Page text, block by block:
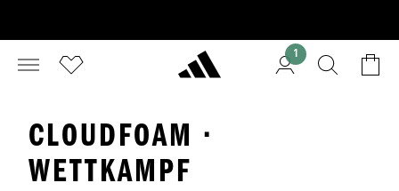
1
CLOUDFOAM ·
WETTKAMPF